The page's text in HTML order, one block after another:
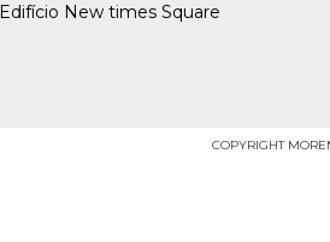
Edifício New times Square
COPYRIGHT